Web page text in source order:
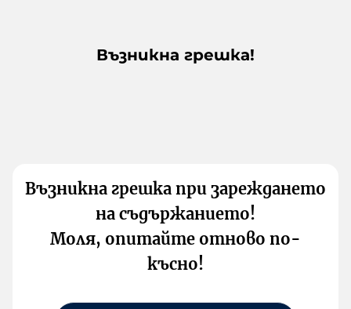
Възникна грешка!
Възникна грешка при зареждането
на съдържанието!
Моля, опитайте отново по-
късно!